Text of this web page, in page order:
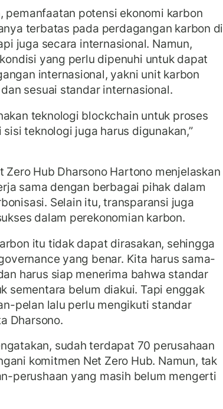
pemanfaatan potensi ekonomi karbon
terbatas pada perdagangan karbon di
juga secara internasional. Namun,
yang perlu dipenuhi untuk dapat
internasional, yakni unit karbon
sesuai standar internasional.
teknologi blockchain untuk proses
teknologi juga harus digunakan,”
Zero Hub Dharsono Hartono menjelaskan
sama dengan berbagai pihak dalam
Selain itu, transparansi juga
dalam perekonomian karbon.
itu tidak dapat dirasakan, sehingga
yang benar. Kita harus sama-
harus siap menerima bahwa standar
sementara belum diakui. Tapi enggak
pelan lalu perlu mengikuti standar
Dharsono.
sudah terdapat 70 perusahaan
komitmen Net Zero Hub. Namun, tak
perushaan yang masih belum mengerti